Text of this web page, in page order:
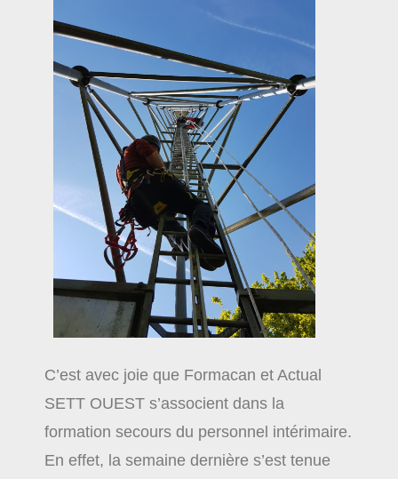
C’est avec joie que Formacan et Actual
SETT OUEST s’associent dans la
formation secours du personnel intérimaire.
En effet, la semaine dernière s’est tenue